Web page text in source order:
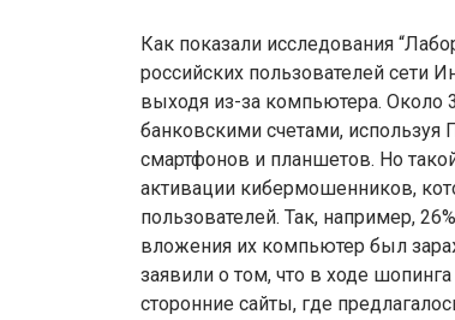
Как показали исследования
российских пользователей сети
выходя из-за компьютера. Около
банковскими счетами, используя
смартфонов и планшетов. Но
активации кибермошенников,
пользователей. Так, например,
вложения их компьютер был
заявили о том, что в ходе
сторонние сайты, где